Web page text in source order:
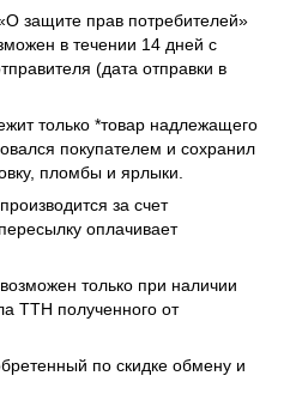
защите прав потребителей»
в течении 14 дней с
(дата отправки в
только *товар надлежащего
покупателем и сохранил
пломбы и ярлыки.
за счет
оплачивает
только при наличии
ТТН полученного от
по скидке обмену и